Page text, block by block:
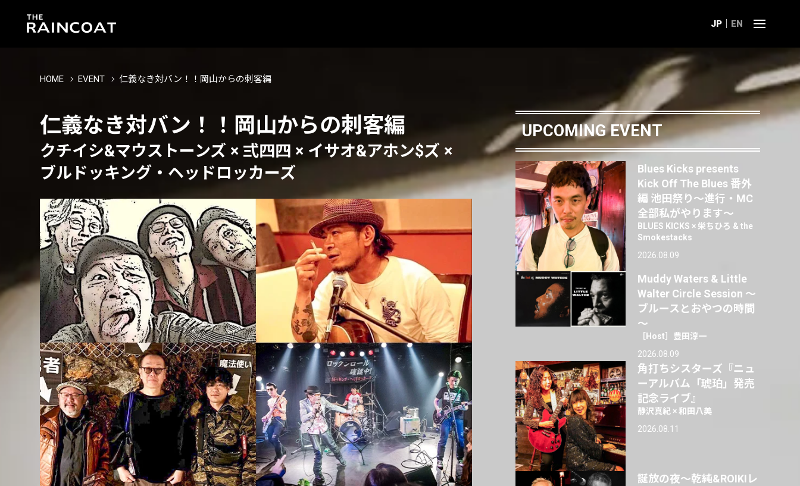
JP EN
HOME EVENT 仁義なき対バン！！岡山からの刺客編
仁義なき対バン！！岡山からの刺客編
クチイシ&マウストーンズ × 弍四四 × イサオ&アホン$ズ ×
ブルドッキング・ヘッドロッカーズ
UPCOMING EVENT
Blues Kicks presents
Kick Off The Blues 番外
編 池田祭り〜進行・MC
全部私がやります〜
BLUES KICKS × 栄ちひろ & the
Smokestacks
2026.08.09
Muddy Waters & Little
Walter Circle Session ～
ブルースとおやつの時間
～
［Host］豊田淳一
2026.08.09
角打ちシスターズ『ニュ
ーアルバム「琥珀」発売
記念ライブ』
静沢真紀 × 和田八美
2026.08.11
誕放の夜〜乾純&ROIKIレ